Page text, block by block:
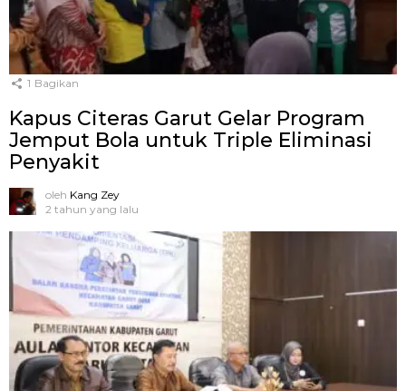
1 Bagikan
Kapus Citeras Garut Gelar Program
Jemput Bola untuk Triple Eliminasi
Penyakit
oleh Kang Zey
2 tahun yang lalu